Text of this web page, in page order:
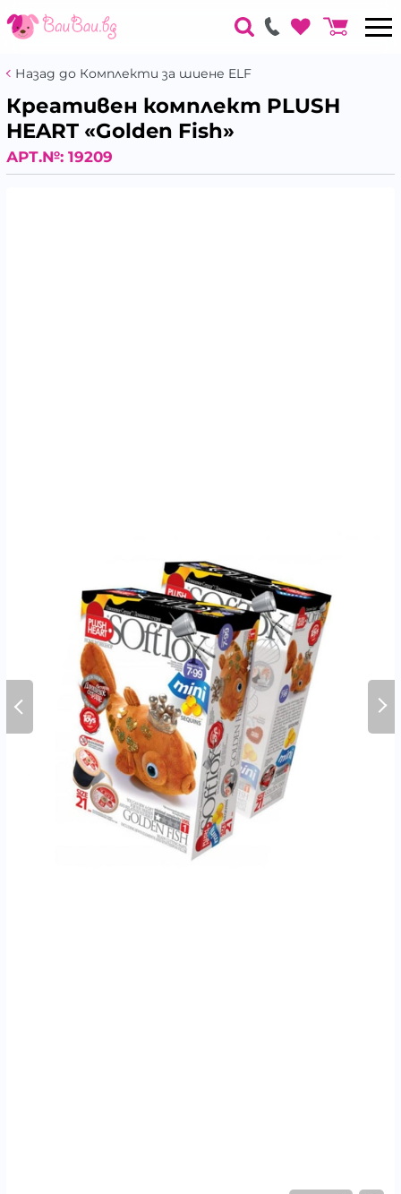
Назад до Комплекти за шиене ELF
Креативен комплект PLUSH
HEART «Golden Fish»
АРТ.№: 19209